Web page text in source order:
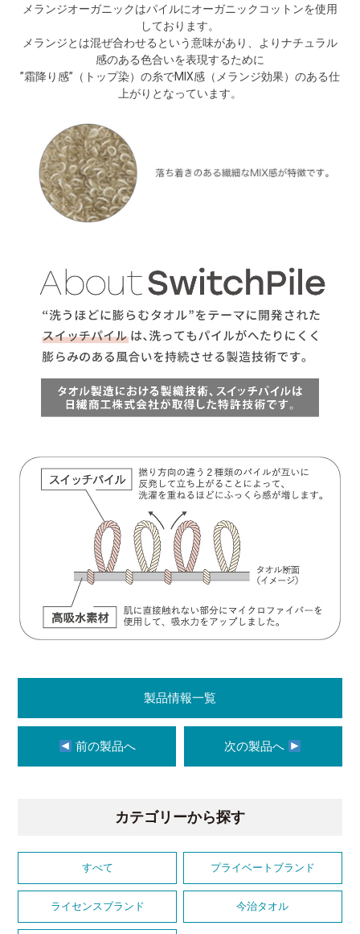
メランジオーガニックはパイルにオーガニックコットンを使用
しております。
メランジとは混ぜ合わせるという意味があり、よりナチュラル
感のある色合いを表現するために
”霜降り感”（トップ染）の糸でMIX感（メランジ効果）のある仕
上がりとなっています。
前の製品へ
製品情報一覧
次の製品へ
カテゴリーから探す
すべて プライベートブランド
ライセンスブランド 今治タオル